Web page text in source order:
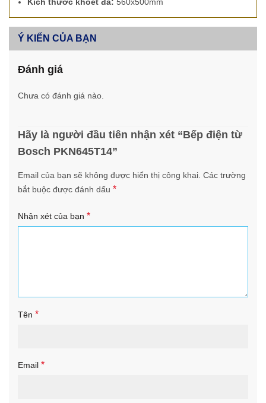
Kích thước khoét đá: 560x500mm
Ý KIẾN CỦA BẠN
Đánh giá
Chưa có đánh giá nào.
Hãy là người đầu tiên nhận xét “Bếp điện từ
Bosch PKN645T14”
Email của bạn sẽ không được hiển thị công khai. Các trường
bắt buộc được đánh dấu *
Nhận xét của bạn *
Tên *
Email *